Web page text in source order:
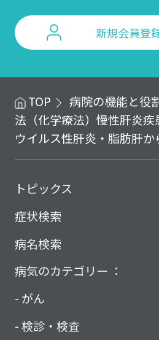
新規会員登
TOP 病院の機能と役
法（化学療法） 慢性肝炎
ウイルス性肝炎・脂肪肝
トピックス
症状検索
病名検索
病気のカテゴリー ：
がん
検診・検査